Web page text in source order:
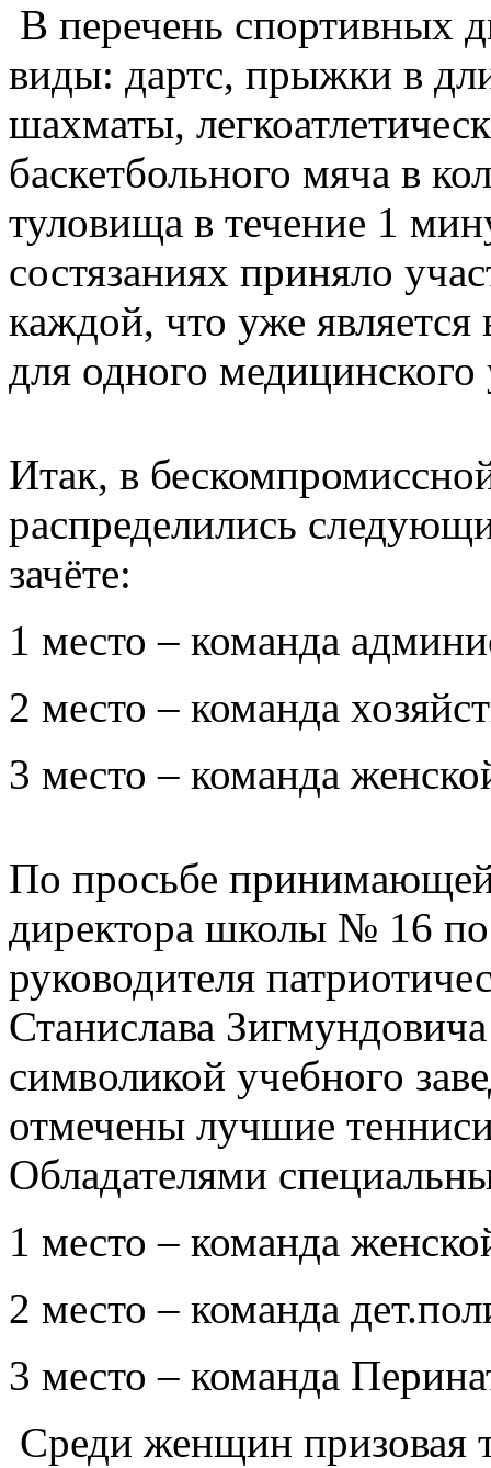
В перечень спортивных
виды: дартс, прыжки в
шахматы,
баскетбольного мяча в
туловища в течение 1
состязаниях приняло
каждой, что уже
для одного
Итак, в
распределились
зачёте:
1 место – команда
2 место – команда
3 место – команда
По просьбе принимающей
директора школы № 16 по
руководителя
Станислава
символикой учебного
отмечены лучшие
Обладателями
1 место – команда
2 место – команда
3 место – команда
Среди женщин призовая